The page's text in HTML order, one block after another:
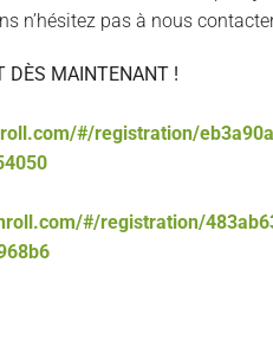
n’hésitez pas à nous
DÈS MAINTENANT !
#/registration/
#/registration/